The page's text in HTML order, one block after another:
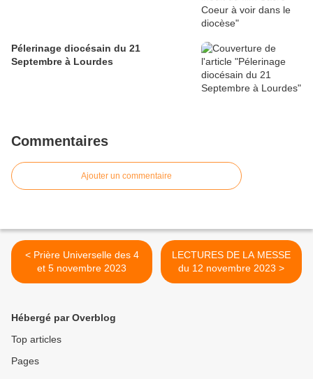
Pélerinage diocésain du 21
Septembre à Lourdes
Commentaires
Ajouter un commentaire
< Prière Universelle des 4
et 5 novembre 2023
LECTURES DE LA MESSE
du 12 novembre 2023 >
Hébergé par Overblog
Top articles
Pages